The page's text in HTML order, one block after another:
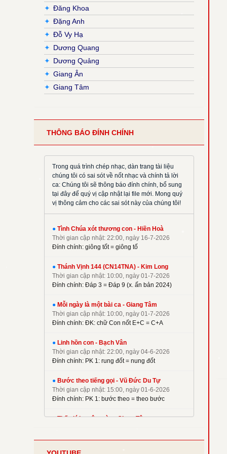
✦ Đăng Khoa
✦ Đặng Anh
✦ Đỗ Vy Hạ
✦ Dương Quang
✦ Dương Quảng
✦ Giang Ân
✦ Giang Tâm
Hiền Hoà
Hoàng Phương
Hồng Trần
Huy Hoàng
Khắc Đỗ
Kim Long
La Thập Tự
M. Tigon
Mai Nguyên Vũ
Mi Trầm
Ngọc Cẩn
Nguyên Dũng
Nguyên Hữu
Nguyễn Duy
Nguyễn Hèn Mọn
P. Kim
✦ Phạm Đình Nhu
✦ Phạm Liên Hùng
THÔNG BÁO ĐÍNH CHÍNH
Trong quá trình chép nhạc, dàn trang tài liệu
chúng tôi có sai sót về nốt nhạc và chính tả lời
ca: Chúng tôi sẽ thông báo đính chính, bổ sung
tại đây để quý vị cập nhật lại file mới. Mong quý
vị thông cảm cho các sai sót này của chúng tôi!
● Tình Chúa xót thương con - Hiền Hoà
Thời gian cập nhật: 22:00, ngày 16-7-2026
Đính chính: giông tốt = giông tố
● Thánh Vịnh 144 (CN14TNA) - Kim Long
Thời gian cập nhật: 10:00, ngày 01-7-2026
Đính chính: Đáp 3 = Đáp 9 (x. ấn bản 2024)
● Mỗi ngày là một bài ca - Giang Tâm
Thời gian cập nhật: 10:00, ngày 01-7-2026
Đính chính: ĐK: chữ Con nốt E+C = C+A
● Linh hồn con - Bạch Vân
Thời gian cập nhật: 22:00, ngày 04-6-2026
Đính chính: PK 1: rung đốt = nung đốt
● Bước theo tiếng gọi - Vũ Đức Du Tự
Thời gian cập nhật: 15:00, ngày 01-6-2026
Đính chính: PK 1: bước theo = theo bước
●Thế giới muôn màu - Giang Tâm